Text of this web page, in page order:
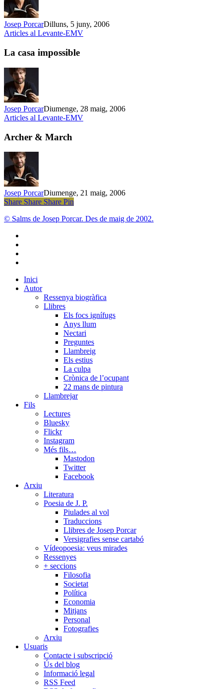
Josep PorcarDilluns, 5 juny, 2006
Articles al Levante-EMVLa
La casa impossible
Josep PorcarDiumenge, 28 maig, 2006
Articles al Levante-EMVArcher
Archer & March
Josep PorcarDiumenge, 21 maig, 2006
Share
Share Share Share Pin
© Salms de Josep Porcar. Des de maig de 2002.
Close
Menu
Inici
Autor
Ressenya biogràfica
Llibres
Els focs ignífugs
Anys llum
Nectari
Preguntes
Llambreig
Els estius
La culpa
Crònica de l’ocupant
22 mans de pintura
Llambrejar
Fils
Lectures
Bluesky
Flickr
Instagram
Més fils…
Mastodon
Twitter
Facebook
Arxiu
Literatura
Poesia de J. P.
Piulades al vol
Traduccions
Llibres de Josep Porcar
Versigrafies sense cartabó
Vídeopoesia: veus mirades
Ressenyes
+ seccions
Filosofia
Societat
Política
Economia
Mitjans
Personal
Fotografies
Arxiu
Usuaris
Contacte i subscripció
Ús del blog
Informació legal
RSS Feed